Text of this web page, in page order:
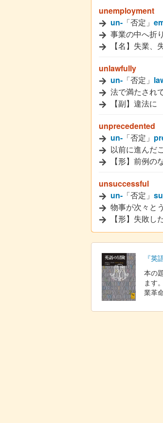
unemployment
un- 「否定」
事業の中へ折
【名】失業、
unlawfully
un- 「否定」
法で満たされ
【副】違法に
unprecedented
un- 「否定」
以前に進んだ
【形】前例の
unsuccessful
un- 「否定」
物事が次々と
【形】失敗し
『英
本の
ます
業革